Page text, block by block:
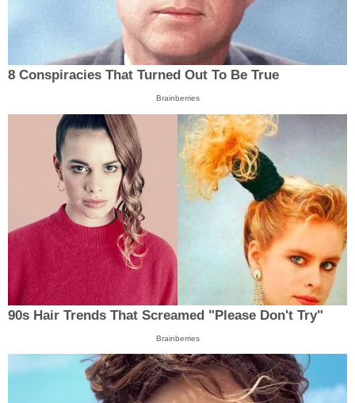
8 Conspiracies That Turned Out To Be True
Brainberries
90s Hair Trends That Screamed "Please Don't Try"
Brainberries